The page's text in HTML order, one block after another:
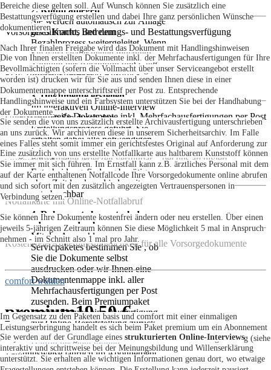
Vorsorgevollmacht, Betreuungs- und Bestattungsverfügung
PDF zum Download und Ausdruck
Unterschriftsreife Dokumente inkl. Mehrfachausfertigungen per Post
Originaldokumente jederzeit verfügbar – bei uns archiviert
Notfallkarte mit Online-Notfallabruf
Kostenfreie Änderungsmöglichkeit für alle Vorsorgedokumente
comfort wählen
premium19,50 €
Zahlungsweise jährlich im Abonnement
2. Konto anlegen
Sie werden automatisch zur Anlage
Ihres Kontos und dem
Bezahlprozess weitergeleitet. Wenn
Sie ganz sicher gehen möchten:
Zahlung per Rechnung und Geld-
zurück-Garantie
3. Dokumente erstellen
Im interaktiven Online-Interview
werden Sie durch den
Erstellungsprozess geführt. Sie
erhalten dabei alle notwendigen
Informationen, die Sie für eine
selbstbestimmte
Entscheidungsfindung benötigen -
ohne Zeitdruck und jederzeit
unterbrechbar
4. Dokumente herunterladen
oder zusenden lassen
Mit der Auswahl unseres
Servicpaketes bestimmen Sie , ob
Sie die Dokumente selbst
ausdrucken oder wir Ihnen eine
Dokumentenmappe inkl. aller
Mehrfachausfertigungen per Post
zusenden. Beim Premiumpaket
senden Sie uns eine Ausfertigung
zur Online-Bereitstellung zurück.
Häufig gestellte Fragen
Bereiche diese gelten soll. Auf Wunsch können Sie zusätzlich eine
Bestattungsverfügung erstellen und dabei Ihre ganz persönlichen Wünsche
dokumentieren
Nach Ihrer finalen Freigabe wird das Dokument mit Handlingshinweisen
inklusive der erforderlichen Mehrexemplare generiert und als PDF zum
Download in Ihrem Kundenaccount bereitgestellt.
Die von Ihnen erstellten Dokumente inkl. der Mehrfachausfertigungen für Ihre
Bevollmächtigten (sofern die Vollmacht über unser Serviceangebot erstellt
worden ist) drucken wir für Sie aus und senden Ihnen diese in einer
Dokumentenmappe unterschriftsreif per Post zu. Entsprechende
Handlingshinweise und ein Farbsystem unterstützen Sie bei der Handhabung
der Dokumente.
Sie senden die von uns zusätzlich erstellte Archivausfertigung unterschrieben
an uns zurück. Wir archivieren diese in unserem Sicherheitsarchiv. Im Falle
eines Falles steht somit immer ein gerichtsfestes Original auf Anforderung zur
Verfügung.
Eine zusätzlich von uns erstellte Notfallkarte aus haltbarem Kunststoff können
Sie immer mit sich führen. Im Ernstfall kann z.B. ärztliches Personal mit dem
auf der Karte enthaltenen Notfallcode Ihre Vorsorgedokumente online abrufen
und sich sofort mit den zusätzlich angezeigten Vertrauenspersonen in
Verbindung setzen.
Sie können Ihre Dokumente kostenfrei ändern oder neu erstellen. Über einen
jeweils 5-jährigen Zeitraum können Sie diese Möglichkeit 5 mal in Anspruch
nehmen - im Schnitt also 1 mal pro Jahr.
Im Gegensatz zu den Paketen basis und comfort mit einer einmaligen
Leistungserbringung handelt es sich beim Paket premium um ein Abonnement
mit jährlicher Zahlungsweise und deutlich erweitertem Leistungsumfang (siehe
unten).
Sie werden auf der Grundlage eines strukturierten Online-Interviews
interaktiv und schrittweise bei der Meinungsbildung und Willenserklärung
unterstützt. Sie erhalten alle wichtigen Informationen genau dort, wo etwaige